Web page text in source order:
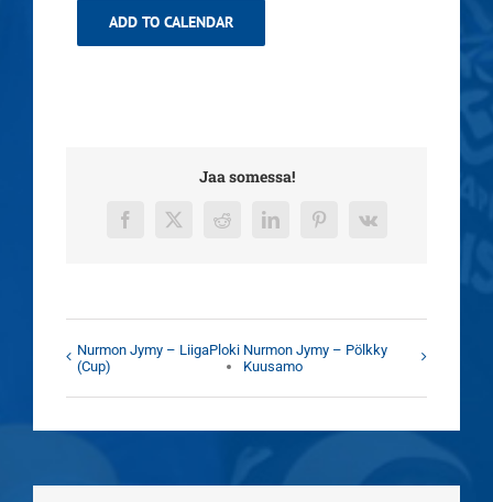
ADD TO CALENDAR
Jaa somessa!
Facebook
X RedditLinkedInPinterest
Vk
Nurmon Jymy – LiigaPloki
(Cup)
Nurmon Jymy – Pölkky
Kuusamo